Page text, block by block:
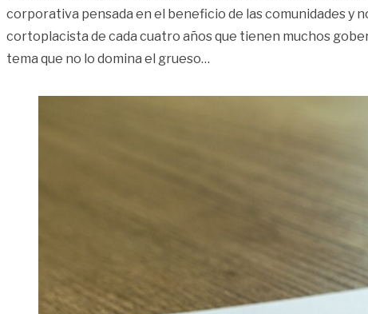
corporativa pensada en el beneficio de las comunidades y
cortoplacista de cada cuatro años que tienen muchos
tema que no lo domina el grueso…